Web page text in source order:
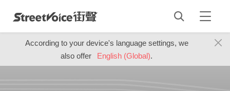
According to your device's language settings, we
also offer
English (Global).